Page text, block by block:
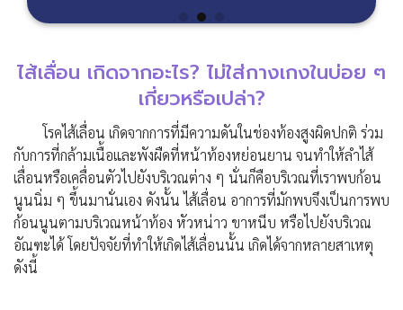
ไส้เลื่อน เกิดจากอะไร? ไม่ใส่กางเกงในบ่อย ๆ
เกี่ยวหรือเปล่า?
โรคไส้เลื่อน เกิดจากการที่มีความดันในช่องท้องสูงผิดปกติ ร่วม
กับการที่กล้ามเนื้อและพังผืดที่หน้าท้องหย่อนยาน จนทำให้ลำไส้
เลื่อนหรือเคลื่อนตัวไปยังบริเวณต่าง ๆ นั่นก็คือบริเวณที่เราพบก้อน
นูนนิ่ม ๆ ขึ้นมานั่นเอง ดังนั้น ไส้เลื่อน อาการที่มักพบจึงเป็นการพบ
ก้อนนูนตามบริเวณหน้าท้อง หัวหน่าว ขาหนีบ หรือไปยังบริเวณ
อัณฑะได้ โดยปัจจัยที่ทำให้เกิดไส้เลื่อนนั้น เกิดได้จากหลายสาเหตุ
ดังนี้